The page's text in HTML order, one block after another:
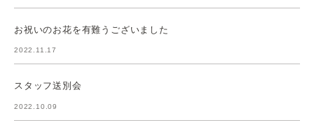
お祝いのお花を有難うございました
2022.11.17
スタッフ送別会
2022.10.09